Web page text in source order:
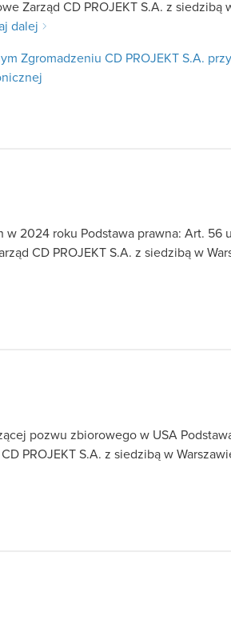
Zarząd CD PROJEKT S.A. z siedzibą
dalej
Zgromadzeniu CD PROJEKT S.A. przy
2024 roku Podstawa prawna: Art. 56
CD PROJEKT S.A. z siedzibą w
pozwu zbiorowego w USA
PROJEKT S.A. z siedzibą w